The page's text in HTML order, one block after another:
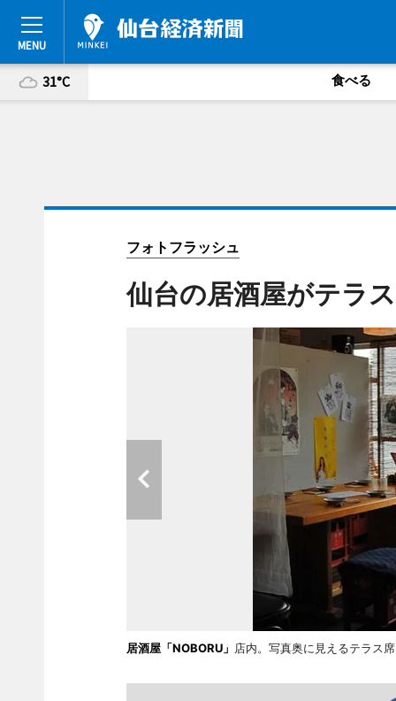
31°C 食べる
フォトフラッシュ
仙台の居酒屋がテラ
居酒屋「NOBORU」 店内。写真奥に見えるテラス